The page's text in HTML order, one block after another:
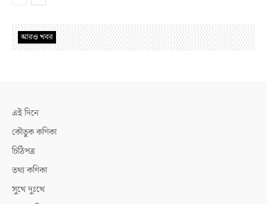
আরও খবর
এই দিনে
কৌতুক কণিকা
চিঠিপত্র
তথ্য কণিকা
সুখে দুঃখে